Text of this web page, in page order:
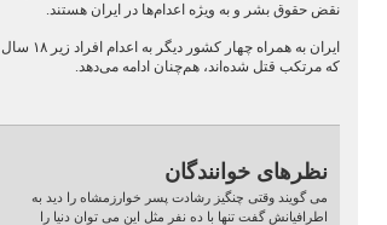
نقض حقوق بشر و به ویژه اعدام‌ها در ایران هستند.
ایران به همراه چهار کشور دیگر به اعدام‌ افراد زیر ۱۸ سال
که مرتکب قتل شده‌اند، هم‌چنان ادامه می‌دهد.
نظرهای خوانندگان
می گویند وقتی چنگیز رشادت پسر خوارزمشاه را دید به
اطرافیانش گفت تنها با ده نفر مثل این می توان دنیا را